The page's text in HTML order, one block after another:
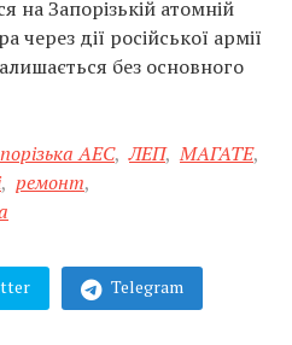
на Запорізькій атомній
через дії російської армії
без основного
АЕС, ЛЕП, МАГАТЕ,
, ремонт,
Telegram